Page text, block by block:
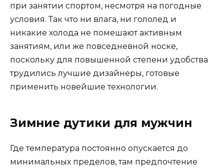
при занятии спортом, несмотря на погодные
условия. Так что ни влага, ни гололед и
никакие холода не помешают активным
занятиям, или же повседневной носке,
поскольку для повышенной степени удобства
трудились лучшие дизайнеры, готовые
применить новейшие технологии.
Зимние дутики для мужчин
Где температура постоянно опускается до
минимальных пределов, там предпочтение